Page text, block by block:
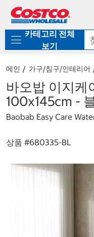
로
기
가
카테고리 전체
보기
메인 가구/침구/인테리어
바오밥 이지케
100x145cm -
Baobab Easy Care
상품 #680335-BL